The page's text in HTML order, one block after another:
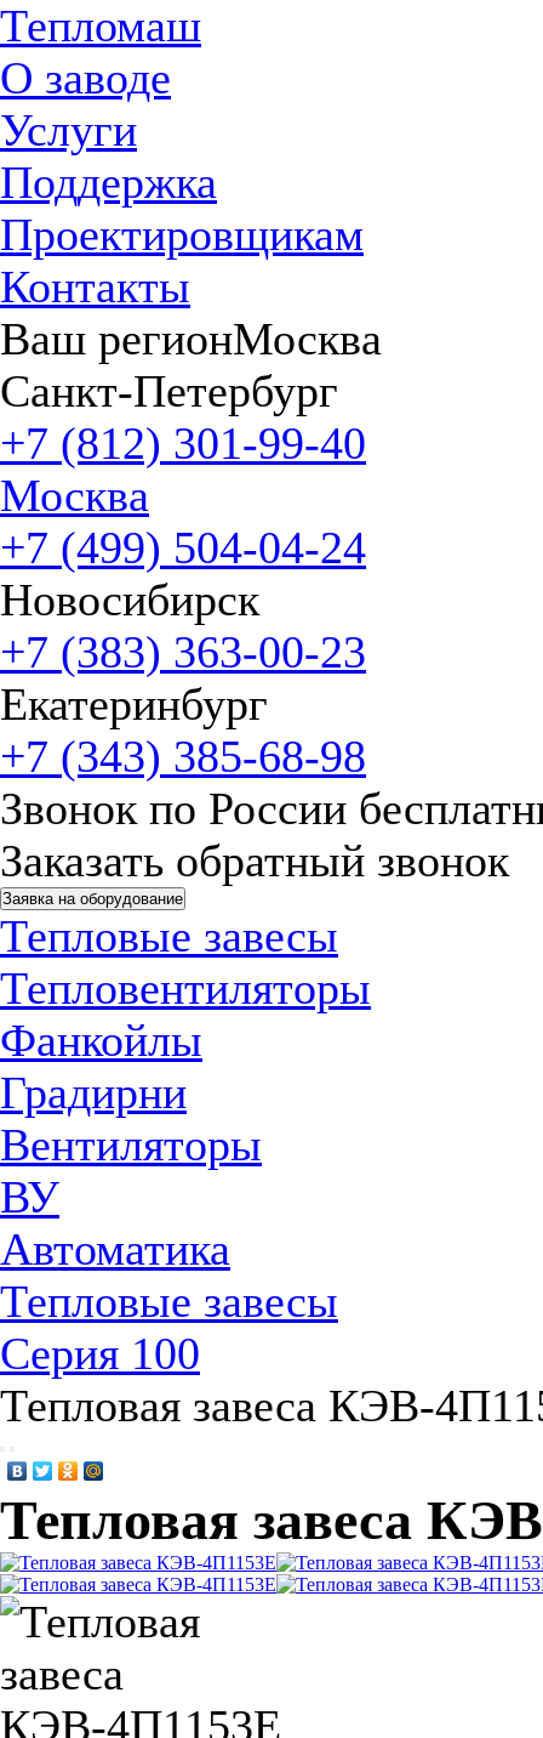
Тепломаш
О заводе
Услуги
Поддержка
Проектировщикам
Контакты
Ваш регионМосква
Санкт-Петербург
+7 (812) 301-99-40
Москва
+7 (499) 504-04-24
Новосибирск
+7 (383) 363-00-23
Екатеринбург
+7 (343) 385-68-98
Звонок по России
Заказать обратный звонок
Заявка на оборудование
Тепловые завесы
Тепловентиляторы
Фанкойлы
Градирни
Вентиляторы
ВУ
Автоматика
Тепловые завесы
Серия 100
Тепловая завеса КЭВ-
Тепловая завеса